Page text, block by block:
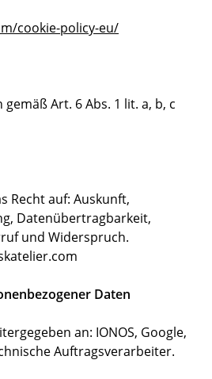
cookie-policy-eu/
Art. 6 Abs. 1 lit. a, b, c
Recht auf: Auskunft,
Datenübertragbarkeit,
und Widerspruch.
Daten
an: IONOS, Google,
Auftragsverarbeiter.